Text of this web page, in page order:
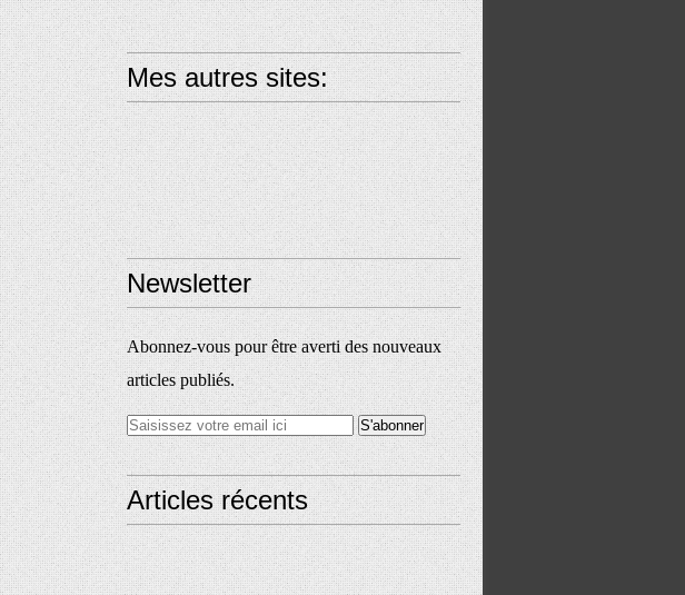
Mes autres sites:
Newsletter
Abonnez-vous pour être averti des nouveaux
articles publiés.
Articles récents